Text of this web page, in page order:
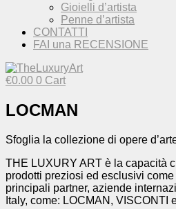
Gioielli d’artista
Penne d’artista
CONTATTI
FAI una RECENSIONE
€0.00 0 Cart
LOCMAN
Sfoglia la collezione di opere
THE LUXURY ART è la capacità
prodotti preziosi ed esclusivi
principali partner, aziende
Italy, come: LOCMAN, VISCONTI